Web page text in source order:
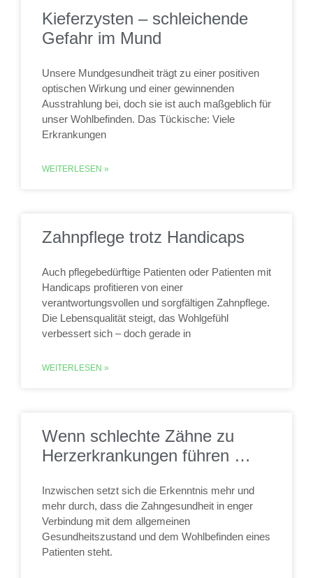
Kieferzysten – schleichende
Gefahr im Mund
Unsere Mundgesundheit trägt zu einer positiven
optischen Wirkung und einer gewinnenden
Ausstrahlung bei, doch sie ist auch maßgeblich für
unser Wohlbefinden. Das Tückische: Viele
Erkrankungen
WEITERLESEN »
Zahnpflege trotz Handicaps
Auch pflegebedürftige Patienten oder Patienten mit
Handicaps profitieren von einer
verantwortungsvollen und sorgfältigen Zahnpflege.
Die Lebensqualität steigt, das Wohlgefühl
verbessert sich – doch gerade in
WEITERLESEN »
Wenn schlechte Zähne zu
Herzerkrankungen führen …
Inzwischen setzt sich die Erkenntnis mehr und
mehr durch, dass die Zahngesundheit in enger
Verbindung mit dem allgemeinen
Gesundheitszustand und dem Wohlbefinden eines
Patienten steht.